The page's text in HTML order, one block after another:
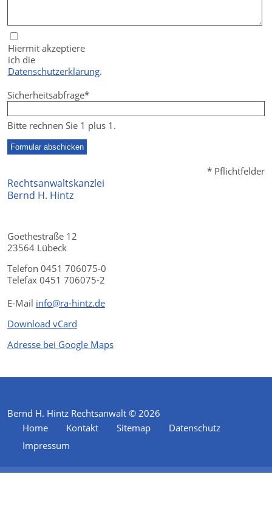
Hiermit akzeptiere
ich die
Datenschutzerklärung.
Pflichtfeld
Sicherheitsabfrage*
Bitte rechnen Sie 1 plus 1.
Formular abschicken
* Pflichtfelder
Rechtsanwaltskanzlei
Bernd H. Hintz
Goethestraße 12
23564 Lübeck
Telefon 0451 706075-0
Telefax 0451 706075-2
E-Mail info@ra-hintz.de
Download vCard
Adresse bei Google Maps
Bernd H. Hintz Rechtsanwalt © 2026
Home
Kontakt Sitemap
Datenschutz
Impressum